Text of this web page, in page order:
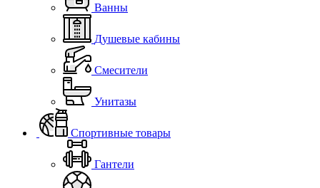
Ванны
Душевые кабины
Смесители
Унитазы
Спортивные товары
Гантели